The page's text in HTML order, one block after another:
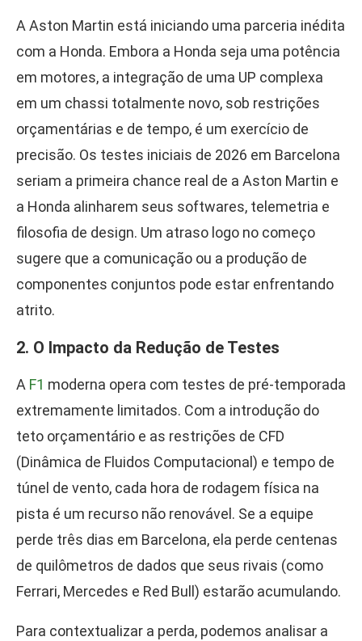
A Aston Martin está iniciando uma parceria inédita
com a Honda. Embora a Honda seja uma potência
em motores, a integração de uma UP complexa
em um chassi totalmente novo, sob restrições
orçamentárias e de tempo, é um exercício de
precisão. Os testes iniciais de 2026 em Barcelona
seriam a primeira chance real de a Aston Martin e
a Honda alinharem seus softwares, telemetria e
filosofia de design. Um atraso logo no começo
sugere que a comunicação ou a produção de
componentes conjuntos pode estar enfrentando
atrito.
2. O Impacto da Redução de Testes
A F1 moderna opera com testes de pré-temporada
extremamente limitados. Com a introdução do
teto orçamentário e as restrições de CFD
(Dinâmica de Fluidos Computacional) e tempo de
túnel de vento, cada hora de rodagem física na
pista é um recurso não renovável. Se a equipe
perde três dias em Barcelona, ela perde centenas
de quilômetros de dados que seus rivais (como
Ferrari, Mercedes e Red Bull) estarão acumulando.
Para contextualizar a perda, podemos analisar a